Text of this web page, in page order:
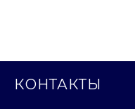
КОНТАКТЫ